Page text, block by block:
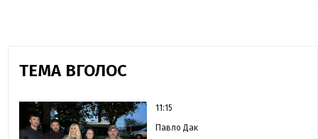
ТЕМА ВГОЛОС
11:15
Павло Дак